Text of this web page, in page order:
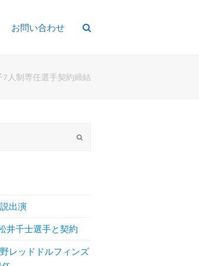
お問い合わせ
人制専任選手契約締結
出演
井千士選手と契約
レッドドルフィンズ